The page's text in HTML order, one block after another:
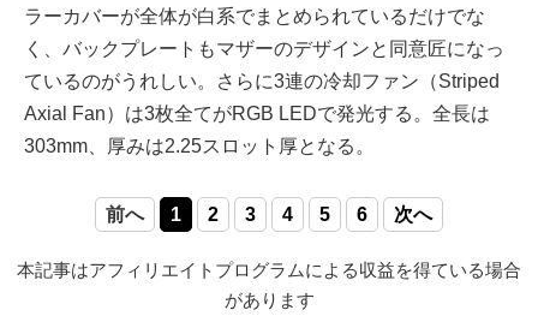
ラーカバーが全体が白系でまとめられているだけでな
く、バックプレートもマザーのデザインと同意匠になっ
ているのがうれしい。さらに3連の冷却ファン（Striped
Axial Fan）は3枚全てがRGB LEDで発光する。全長は
303mm、厚みは2.25スロット厚となる。
前へ 1 2 3 4 5 6 次へ
本記事はアフィリエイトプログラムによる収益を得ている場合
があります